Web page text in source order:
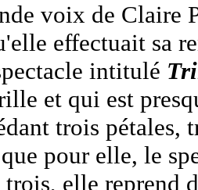
voix de Claire
effectuait sa
intitulé
et qui est
trois pétales,
pour elle, le
elle reprend